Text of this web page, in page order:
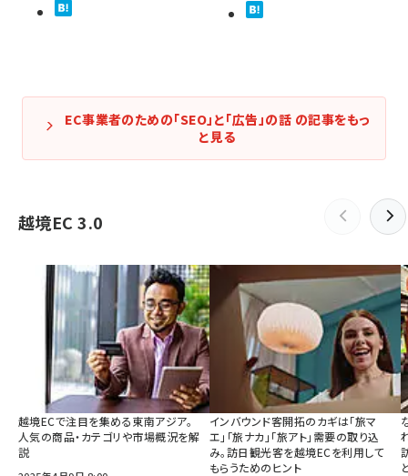
EC事業者のための「SEO」と「広告」の話 の記事をもっ
と見る
越境EC 3.0
越境ECで注目を集める東南アジア。
人気の商品・カテゴリや市場概況を解
説
インバウンド客開拓のカギは「旅マ
エ」「旅ナカ」「旅アト」需要の取り込
み。訪日観光客を越境ECを利用して
もらうためのヒント